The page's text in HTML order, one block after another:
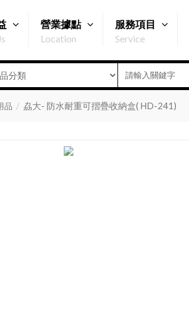
營業據點
Location
服務項目
Service
品 劦大- 防水耐重可摺疊收納盒( HD-241)